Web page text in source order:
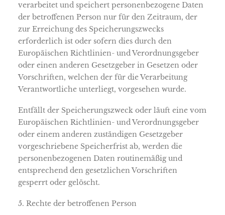
verarbeitet und speichert personenbezogene Daten
der betroffenen Person nur für den Zeitraum, der
zur Erreichung des Speicherungszwecks
erforderlich ist oder sofern dies durch den
Europäischen Richtlinien- und Verordnungsgeber
oder einen anderen Gesetzgeber in Gesetzen oder
Vorschriften, welchen der für die Verarbeitung
Verantwortliche unterliegt, vorgesehen wurde.
Entfällt der Speicherungszweck oder läuft eine vom
Europäischen Richtlinien- und Verordnungsgeber
oder einem anderen zuständigen Gesetzgeber
vorgeschriebene Speicherfrist ab, werden die
personenbezogenen Daten routinemäßig und
entsprechend den gesetzlichen Vorschriften
gesperrt oder gelöscht.
5. Rechte der betroffenen Person